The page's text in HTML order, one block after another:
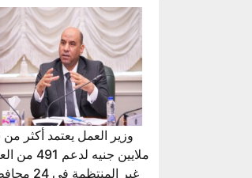
ملايين جنيه لدعم
غير المنتظمة في 24 محافظة